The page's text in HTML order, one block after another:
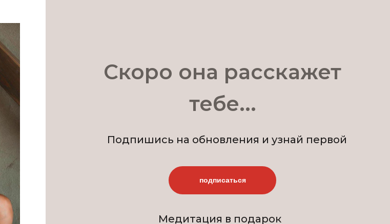
Скоро она расскажет
тебе...
Подпишись на обновления и узнай первой
подписаться
Медитация в подарок